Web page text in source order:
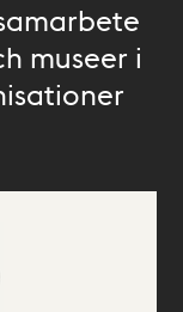
museer i